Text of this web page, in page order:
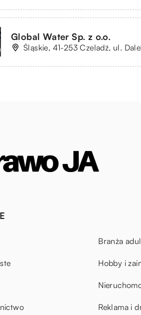
Global Water Sp. z o.o.
Śląskie, 41-253 Czeladź, ul.
Branża
Hobby i
Reklama i